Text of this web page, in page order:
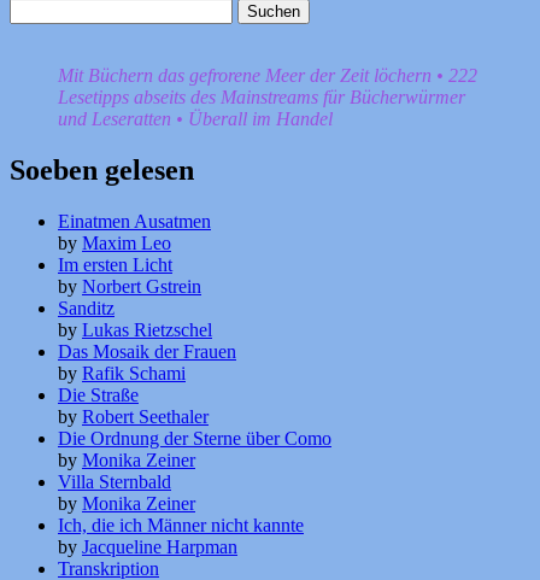
nach:
Mit Büchern das gefrorene Meer der Zeit löchern • 222
Lesetipps abseits des Mainstreams für Bücherwürmer
und Leseratten • Überall im Handel
Soeben gelesen
Einatmen Ausatmen
by Maxim Leo
Im ersten Licht
by Norbert Gstrein
Sanditz
by Lukas Rietzschel
Das Mosaik der Frauen
by Rafik Schami
Die Straße
by Robert Seethaler
Die Ordnung der Sterne über Como
by Monika Zeiner
Villa Sternbald
by Monika Zeiner
Ich, die ich Männer nicht kannte
by Jacqueline Harpman
Transkription